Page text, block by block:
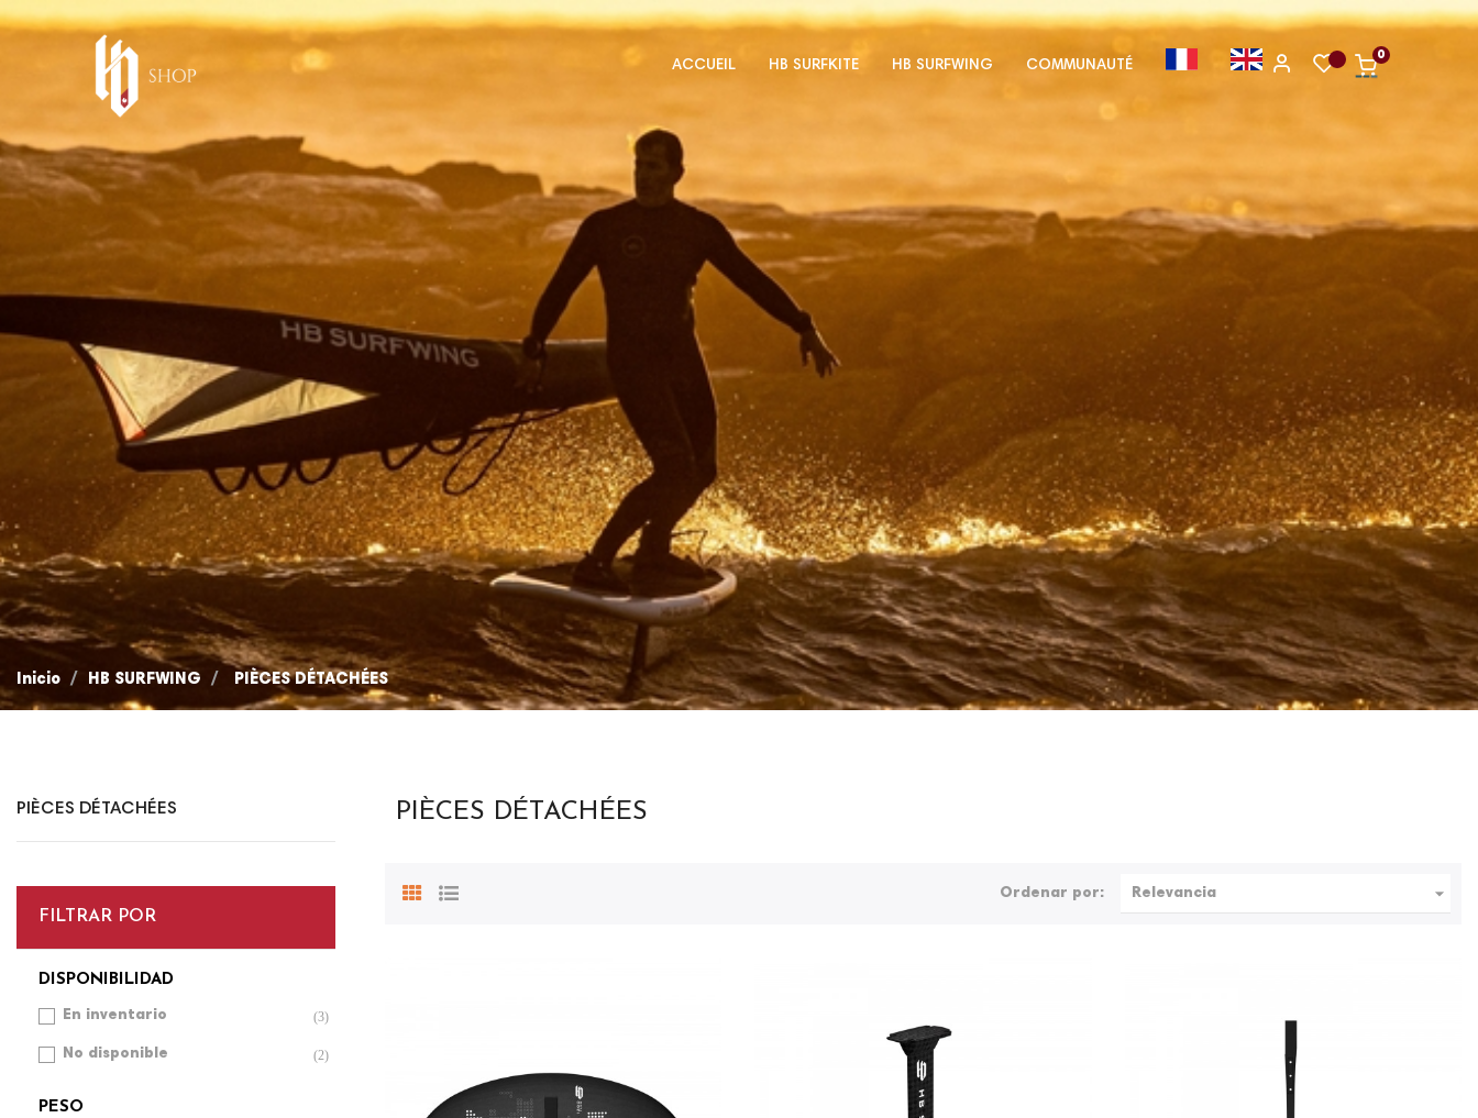
ACCUEIL HB SURFKITE HB SURFWING COMMUNAUTÉ
0
Inicio HB SURFWING PIÈCES DÉTACHÉES
PIÈCES DÉTACHÉES
FILTRAR POR
DISPONIBILIDAD
En inventario (3)
No disponible (2)
PESO
PIÈCES DÉTACHÉES
Ordenar por: Relevancia 